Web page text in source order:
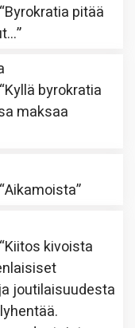
Byrokratia pitää
”
Kyllä byrokratia
maksaa
Aikamoista”
Kiitos kivoista
joutilaisuudesta